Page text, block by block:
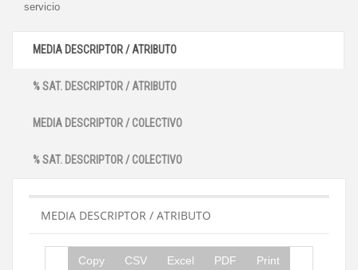
servicio
MEDIA DESCRIPTOR / ATRIBUTO
% SAT. DESCRIPTOR / ATRIBUTO
MEDIA DESCRIPTOR / COLECTIVO
% SAT. DESCRIPTOR / COLECTIVO
MEDIA DESCRIPTOR / ATRIBUTO
Copy CSV Excel PDF Print